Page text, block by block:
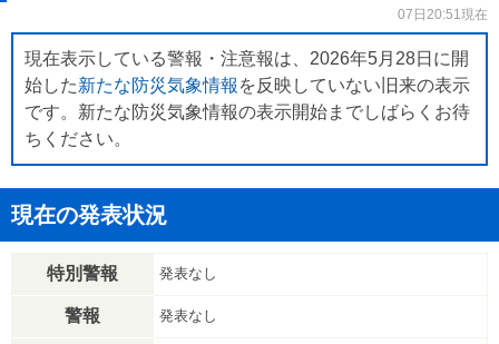
07日20:51現在
現在表示している警報・注意報は、2026年5月28日に開
始した新たな防災気象情報 を反映していない旧来の表示
です。新たな防災気象情報の表示開始までしばらくお待
ちください。
現在の発表状況
特別警報 発表なし
警報 発表なし